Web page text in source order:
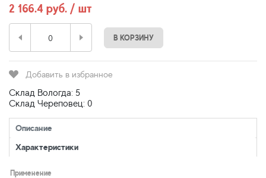
2 166.4 руб. / шт
В КОРЗИНУ
Добавить в избранное
Склад Вологда: 5
Склад Череповец: 0
Описание
Характеристики
Применение